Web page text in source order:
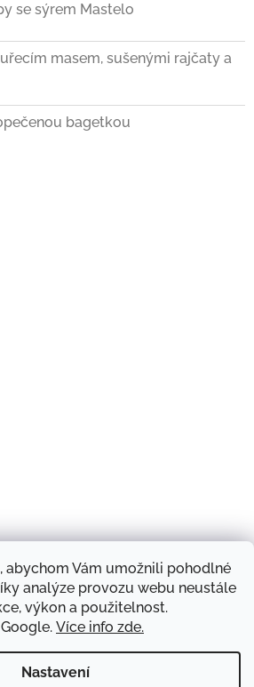
abychom Vám umožnili pohodlné
analýze provozu webu neustále
výkon a použitelnost.
Více info zde.
Nastavení
se sýrem Mastelo
masem, sušenými rajčaty a
bagetkou
Instagramu
Hodnocení obchodu
Produkty a značky
Obchodní podmínky Napište nám